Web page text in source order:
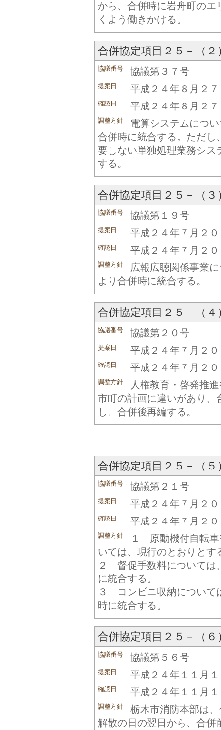
から、合併時に岩舟町のエ
くよう働きかける。
合併協定項目２５－（
協議番号 協議第３７号
提案日 平成２４年８月２７
確認日 平成２４年８月２７
調整方針
電算システムにつ
合併時に統合する。ただし
要しない単独処理業務シス
する。
合併協定項目２５－（
協議番号 協議第１９号
提案日 平成２４年７月２０
確認日 平成２４年７月２０
調整方針
広報広聴関係事業
より合併時に統合する。
合併協定項目２５－（
協議番号 協議第２０号
提案日 平成２４年７月２０
確認日 平成２４年７月２０
調整方針
人権教育・啓発推
市町の計画に違いがあり、
し、合併後再編する。
合併協定項目２５－（
協議番号 協議第２１号
提案日 平成２４年７月２０
確認日 平成２４年７月２０
調整方針
１ 原動機付自転車
いては、現行のとおりとす
２ 督促手数料については
に統合する。
３ コンビニ収納について
時に統合する。
合併協定項目２５－（
協議番号 協議第５６号
提案日 平成２４年１１月
確認日 平成２４年１１月
調整方針
栃木市消防本部は
解散の日の翌日から、合併